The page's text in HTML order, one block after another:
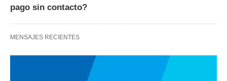
pago sin contacto?
MENSAJES RECIENTES